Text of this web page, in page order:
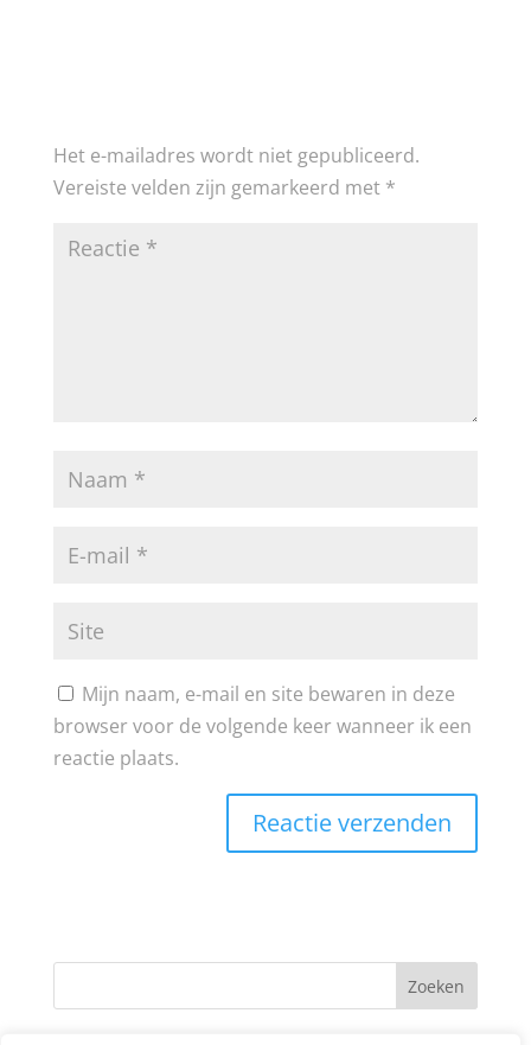
Het e-mailadres wordt niet gepubliceerd.
Vereiste velden zijn gemarkeerd met *
Mijn naam, e-mail en site bewaren in deze
browser voor de volgende keer wanneer ik een
reactie plaats.